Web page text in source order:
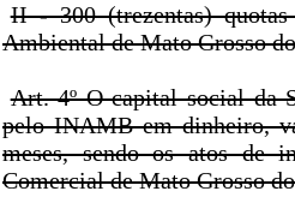
II - 300 (trezentas)
Ambiental de Mato Grosso
Art. 4º O capital social da
pelo INAMB em dinheiro,
meses, sendo os atos de
Comercial de Mato Grosso